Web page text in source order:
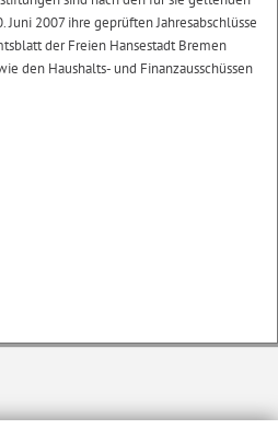
2007 ihre geprüften Jahresabschlüsse
der Freien Hansestadt Bremen
den Haushalts- und Finanzausschüssen